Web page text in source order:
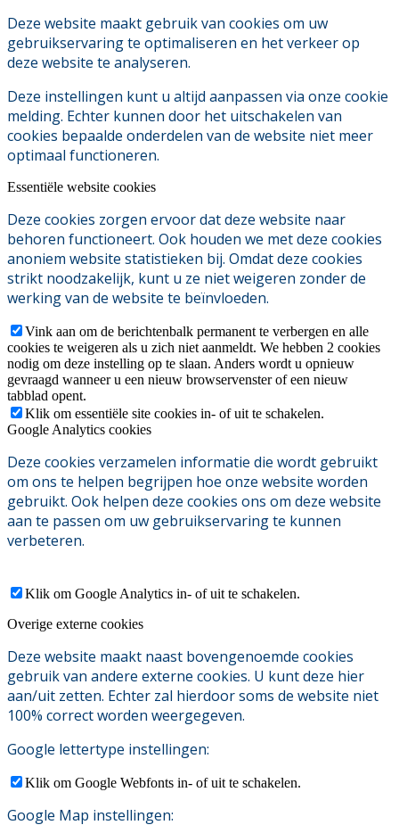
Deze website maakt gebruik van cookies om uw
gebruikservaring te optimaliseren en het verkeer op
deze website te analyseren.
Deze instellingen kunt u altijd aanpassen via onze cookie
melding. Echter kunnen door het uitschakelen van
cookies bepaalde onderdelen van de website niet meer
optimaal functioneren.
Essentiële website cookies
Deze cookies zorgen ervoor dat deze website naar
behoren functioneert. Ook houden we met deze cookies
anoniem website statistieken bij. Omdat deze cookies
strikt noodzakelijk, kunt u ze niet weigeren zonder de
werking van de website te beïnvloeden.
Vink aan om de berichtenbalk permanent te verbergen en alle
cookies te weigeren als u zich niet aanmeldt. We hebben 2 cookies
nodig om deze instelling op te slaan. Anders wordt u opnieuw
gevraagd wanneer u een nieuw browservenster of een nieuw
tabblad opent.
Klik om essentiële site cookies in- of uit te schakelen.
Google Analytics cookies
Deze cookies verzamelen informatie die wordt gebruikt
om ons te helpen begrijpen hoe onze website worden
gebruikt. Ook helpen deze cookies ons om deze website
aan te passen om uw gebruikservaring te kunnen
verbeteren.
Klik om Google Analytics in- of uit te schakelen.
Overige externe cookies
Deze website maakt naast bovengenoemde cookies
gebruik van andere externe cookies. U kunt deze hier
aan/uit zetten. Echter zal hierdoor soms de website niet
100% correct worden weergegeven.
Google lettertype instellingen:
Klik om Google Webfonts in- of uit te schakelen.
Google Map instellingen: